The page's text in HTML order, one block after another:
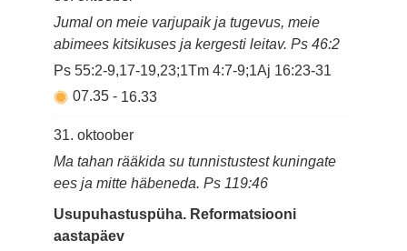
Jumal on meie varjupaik ja tugevus, meie
abimees kitsikuses ja kergesti leitav. Ps 46:2
Ps 55:2-9,17-19,23;1Tm 4:7-9;1Aj 16:23-31
07.35- 16.33
31. oktoober
Ma tahan rääkida su tunnistustest kuningate
ees ja mitte häbeneda. Ps 119:46
Usupuhastuspüha. Reformatsiooni
aastapäev